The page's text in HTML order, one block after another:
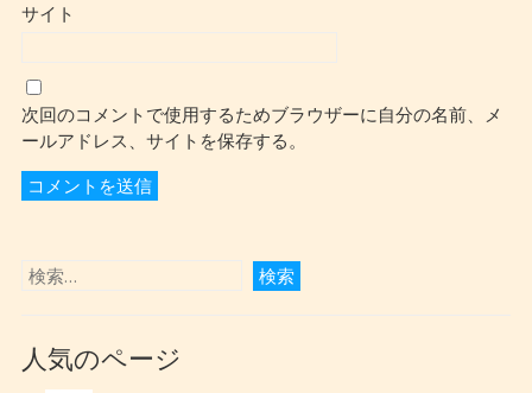
サイト
次回のコメントで使用するためブラウザーに自分の名前、メ
ールアドレス、サイトを保存する。
人気のページ